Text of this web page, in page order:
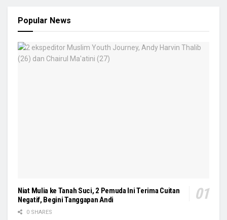
Popular News
Niat Mulia ke Tanah Suci, 2 Pemuda Ini Terima Cuitan
Negatif, Begini Tanggapan Andi
0 SHARES